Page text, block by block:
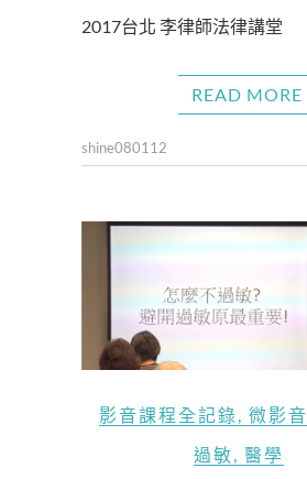
2017台北 李律師法律講堂
READ MORE
shine080112
影音課程全記錄, 微影音
過敏, 醫學